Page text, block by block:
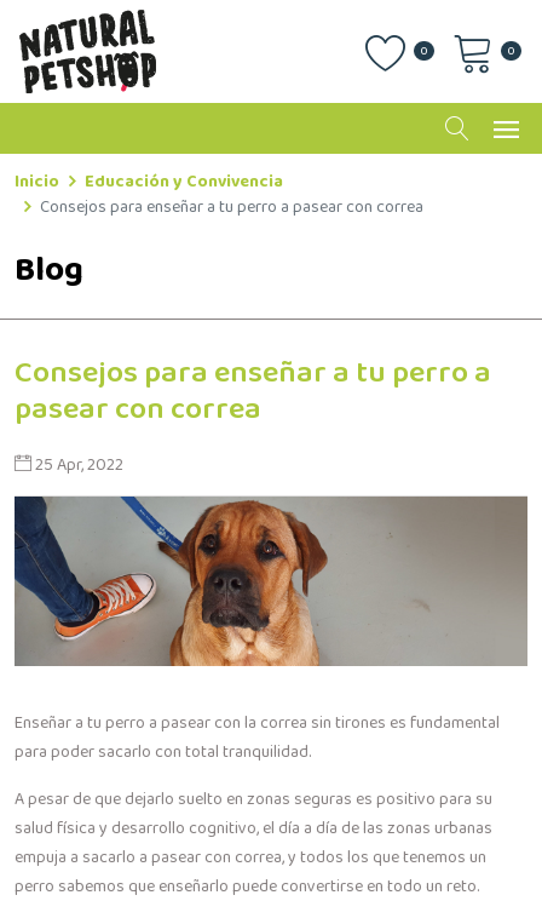
0 0
Inicio
Educación y Convivencia
Consejos para enseñar a tu perro a pasear con correa
Blog
Consejos para enseñar a tu perro a
pasear con correa
25 Apr, 2022
Enseñar a tu perro a pasear con la correa sin tirones es fundamental
para poder sacarlo con total tranquilidad.
A pesar de que dejarlo suelto en zonas seguras es positivo para su
salud física y desarrollo cognitivo, el día a día de las zonas urbanas
empuja a sacarlo a pasear con correa, y todos los que tenemos un
perro sabemos que enseñarlo puede convertirse en todo un reto.